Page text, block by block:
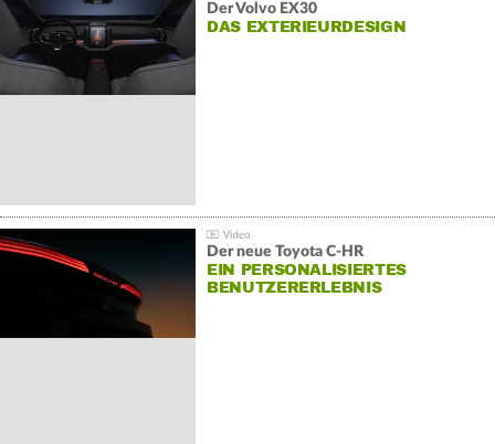
Der Volvo EX30
DAS EXTERIEURDESIGN
Der neue Toyota C-HR
EIN PERSONALISIERTES
BENUTZERERLEBNIS